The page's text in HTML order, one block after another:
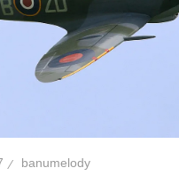
banumelody